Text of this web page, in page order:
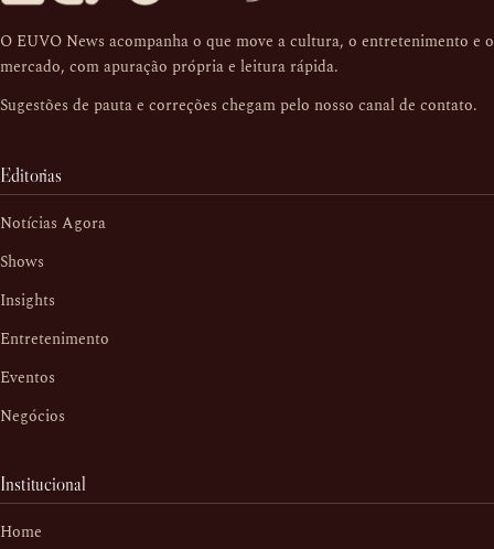
O EUVO News acompanha o que move a cultura, o entretenimento e o
mercado, com apuração própria e leitura rápida.
Sugestões de pauta e correções chegam pelo nosso canal de contato.
Editorias
Notícias Agora
Shows
Insights
Entretenimento
Eventos
Negócios
Institucional
Home